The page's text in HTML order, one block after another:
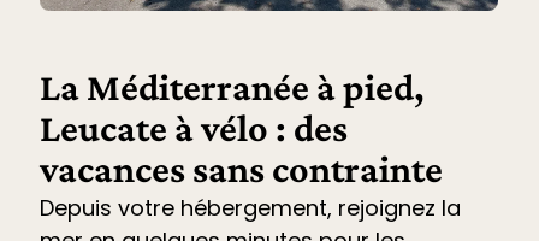
La Méditerranée à pied,
Leucate à vélo : des
vacances sans contrainte
Depuis votre hébergement, rejoignez la